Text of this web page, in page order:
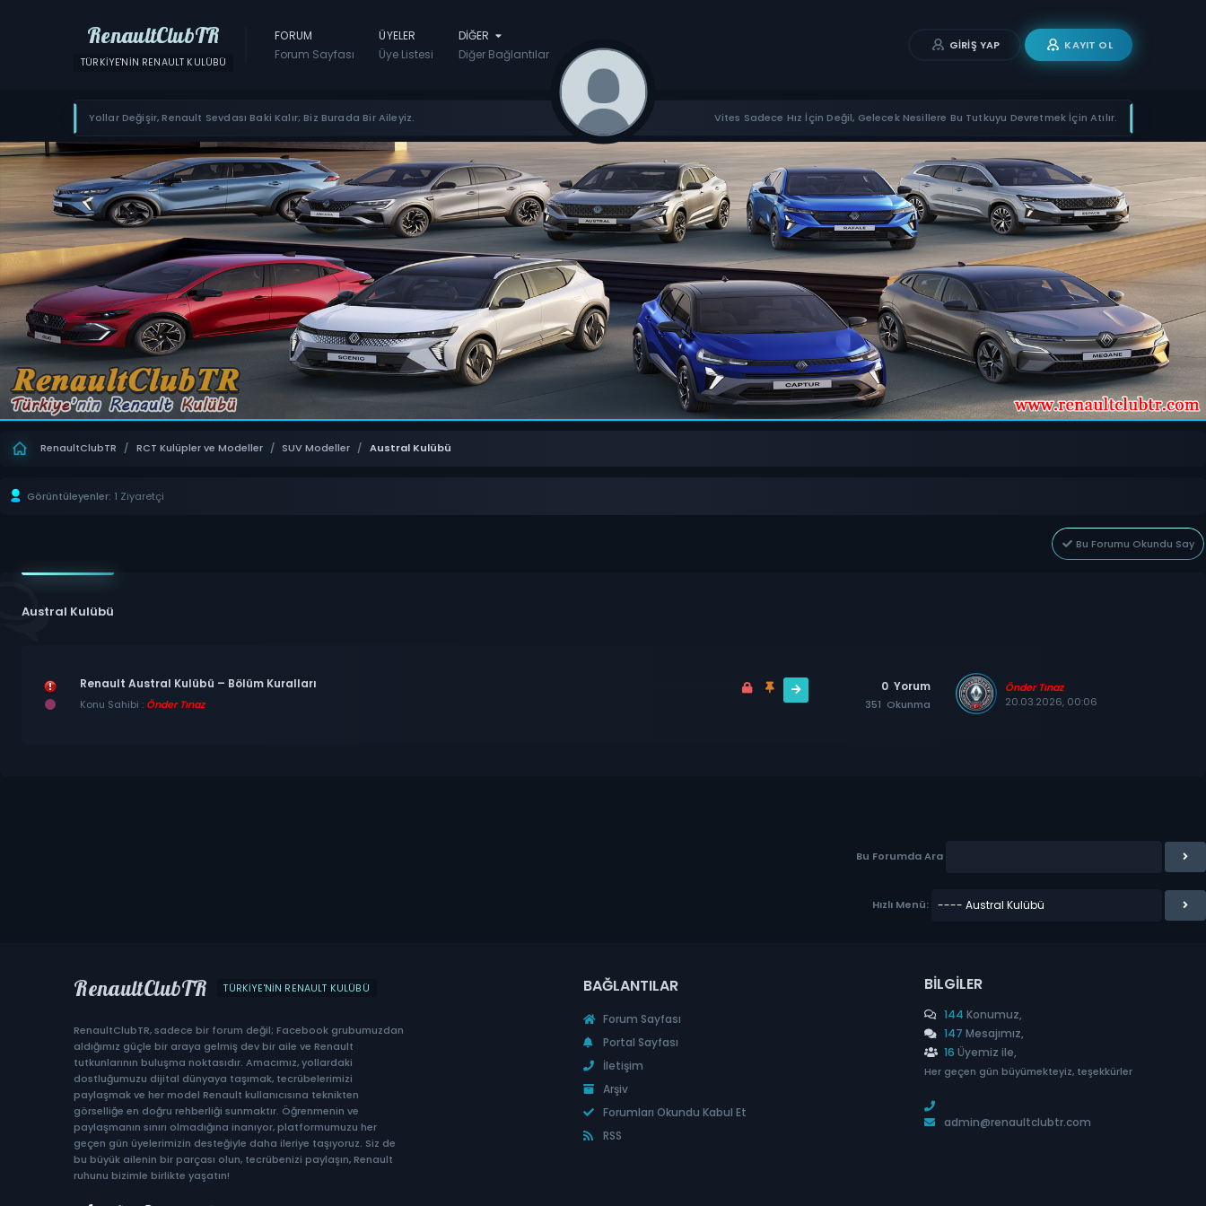
RenaultClubTR
TÜRKIYE'NIN RENAULT KULÜBÜ
FORUM
Forum Sayfası
ÜYELER
Üye Listesi
DIĞER
Diğer Bağlantılar
GIRIŞ YAP KAYIT OL
Yollar Değişir, Renault Sevdası Baki Kalır; Biz Burada Bir Aileyiz. Vites Sadece Hız İçin Değil, Gelecek Nesillere Bu Tutkuyu Devretmek İçin Atılır.
RenaultClubTR / RCT Kulüpler ve Modeller / SUV Modeller / Austral Kulübü
Görüntüleyenler: 1 Ziyaretçi
Bu Forumu Okundu Say
Austral Kulübü
Renault Austral Kulübü – Bölüm Kuralları
Konu Sahibi : Önder Tınaz
0 Yorum
351 Okunma
Önder Tınaz
20.03.2026, 00:06
Bu Forumda Ara
Hızlı Menü:
RenaultClubTR TÜRKIYE'NIN RENAULT KULÜBÜ
RenaultClubTR, sadece bir forum değil; Facebook grubumuzdan
aldığımız güçle bir araya gelmiş dev bir aile ve Renault
tutkunlarının buluşma noktasıdır. Amacımız, yollardaki
dostluğumuzu dijital dünyaya taşımak, tecrübelerimizi
paylaşmak ve her model Renault kullanıcısına teknikten
görselliğe en doğru rehberliği sunmaktır. Öğrenmenin ve
paylaşmanın sınırı olmadığına inanıyor, platformumuzu her
geçen gün üyelerimizin desteğiyle daha ileriye taşıyoruz. Siz de
bu büyük ailenin bir parçası olun, tecrübenizi paylaşın, Renault
ruhunu bizimle birlikte yaşatın!
BAĞLANTILAR
Forum Sayfası
Portal Sayfası
İletişim
Arşiv
Forumları Okundu Kabul Et
RSS
BILGILER
144 Konumuz,
147 Mesajımız,
16 Üyemiz ile,
Her geçen gün büyümekteyiz, teşekkürler
admin@renaultclubtr.com